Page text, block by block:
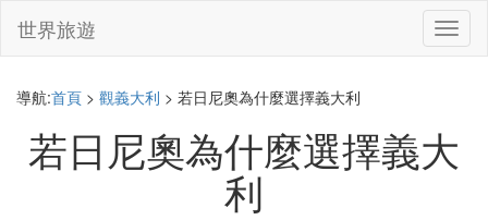
切
換
世界旅遊
導航:首頁 > 觀義大利 > 若日尼奧為什麼選擇義大利
若日尼奧為什麼選擇義大
利